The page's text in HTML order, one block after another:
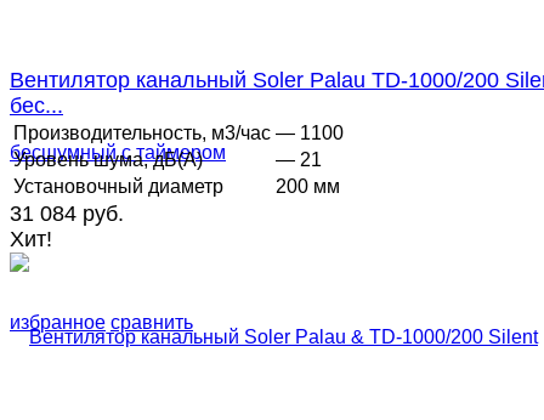
избранное сравнить
Вентилятор канальный Soler Palau TD-1000/200
бес...
Производительность, м3/час — 1100
Уровень шума, дБ(А)
— 21
Установочный диаметр
200 мм
31 084 руб.
Хит!